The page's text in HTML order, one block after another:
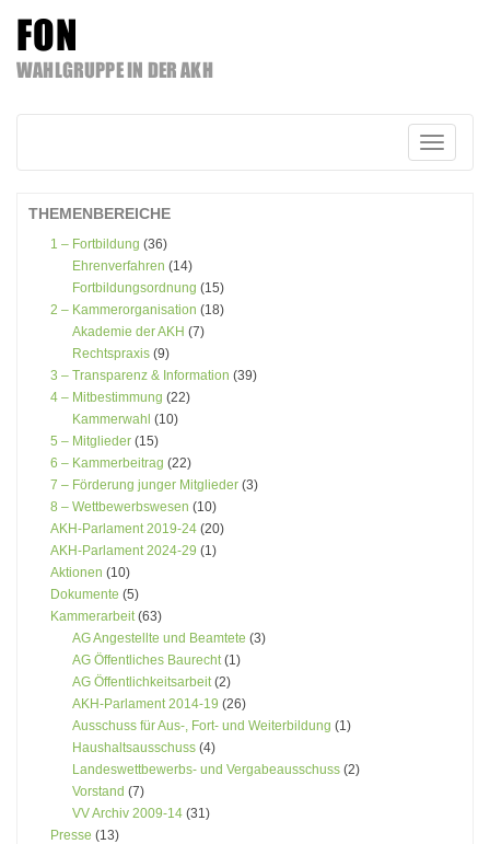
FON
WAHLGRUPPE IN DER AKH
Inhalt
Schalte
THEMENBEREICHE
1 – Fortbildung (36)
Ehrenverfahren (14)
Fortbildungsordnung (15)
2 – Kammerorganisation (18)
Akademie der AKH (7)
Rechtspraxis (9)
3 – Transparenz & Information (39)
4 – Mitbestimmung (22)
Kammerwahl (10)
5 – Mitglieder (15)
6 – Kammerbeitrag (22)
7 – Förderung junger Mitglieder (3)
8 – Wettbewerbswesen (10)
AKH-Parlament 2019-24 (20)
AKH-Parlament 2024-29 (1)
Aktionen (10)
Dokumente (5)
Kammerarbeit(63)
AG Angestellte und Beamtete (3)
AG Öffentliches Baurecht(1)
AG Öffentlichkeitsarbeit(2)
AKH-Parlament 2014-19 (26)
Ausschuss für Aus-, Fort- und Weiterbildung (1)
Haushaltsausschuss (4)
Landeswettbewerbs- und Vergabeausschuss (2)
Vorstand (7)
VV Archiv 2009-14 (31)
Presse (13)